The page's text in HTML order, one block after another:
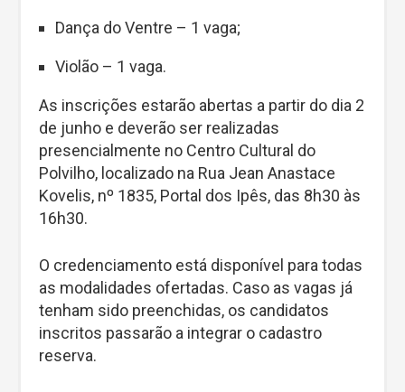
Dança do Ventre – 1 vaga;
Violão – 1 vaga.
As inscrições estarão abertas a partir do dia 2
de junho e deverão ser realizadas
presencialmente no Centro Cultural do
Polvilho, localizado na Rua Jean Anastace
Kovelis, nº 1835, Portal dos Ipês, das 8h30 às
16h30.
O credenciamento está disponível para todas
as modalidades ofertadas. Caso as vagas já
tenham sido preenchidas, os candidatos
inscritos passarão a integrar o cadastro
reserva.